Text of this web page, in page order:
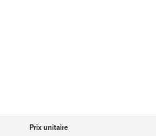
Prix unitaire